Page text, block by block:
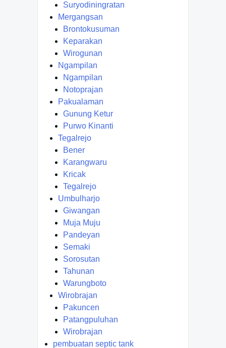
Suryodiningratan
Mergangsan
Brontokusuman
Keparakan
Wirogunan
Ngampilan
Ngampilan
Notoprajan
Pakualaman
Gunung Ketur
Purwo Kinanti
Tegalrejo
Bener
Karangwaru
Kricak
Tegalrejo
Umbulharjo
Giwangan
Muja Muju
Pandeyan
Semaki
Sorosutan
Tahunan
Warungboto
Wirobrajan
Pakuncen
Patangpuluhan
Wirobrajan
pembuatan septic tank